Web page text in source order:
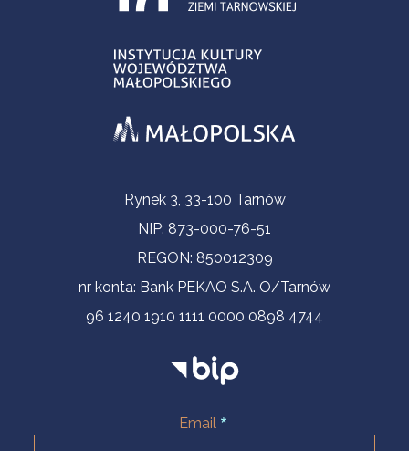
Contact InformationRynek 3, 33-100 Tarnów
NIP: 873-000-76-51
REGON: 850012309
nr konta: Bank PEKAO S.A. O/Tarnów
96 1240 1910 1111 0000 0898 4744
Email